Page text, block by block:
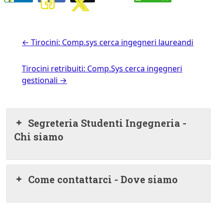
← Tirocini: Comp.sys cerca ingegneri laureandi
Tirocini retribuiti: Comp.Sys cerca ingegneri
gestionali →
Segreteria Studenti Ingegneria -
Chi siamo
Come contattarci - Dove siamo